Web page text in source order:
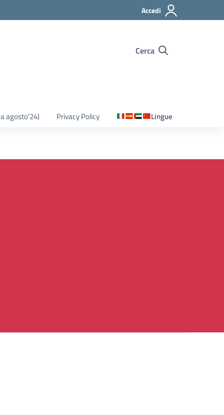
Accedi
Cerca
agosto’24) Privacy Policy Lingue